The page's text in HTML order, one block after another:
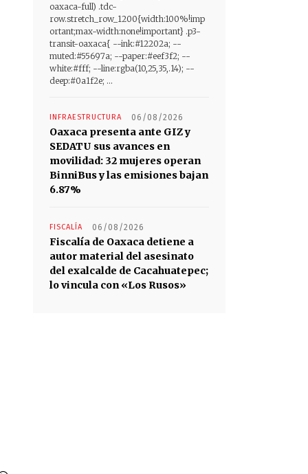
oaxaca-full) .tdc-
row.stretch_row_1200{width:100%!imp
ortant;max-width:none!important} .p3-
transit-oaxaca{ --ink:#12202a; --
muted:#55697a; --paper:#eef3f2; --
white:#fff; --line:rgba(10,25,35,.14); --
deep:#0a1f2e; ...
INFRAESTRUCTURA 06/08/2026
Oaxaca presenta ante GIZ y
SEDATU sus avances en
movilidad: 32 mujeres operan
BinniBus y las emisiones bajan
6.87%
FISCALÍA 06/08/2026
Fiscalía de Oaxaca detiene a
autor material del asesinato
del exalcalde de Cacahuatepec;
lo vincula con «Los Rusos»